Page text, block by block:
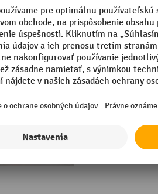
paletami
Úspora
Zvýšená